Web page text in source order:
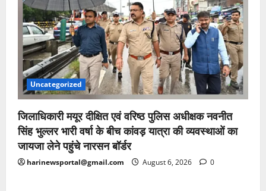
Uncategorized
जिलाधिकारी मयूर दीक्षित एवं वरिष्ठ पुलिस अधीक्षक नवनीत
सिंह भुल्लर भारी वर्षा के बीच कांवड़ यात्रा की व्यवस्थाओं का
जायजा लेने पहुंचे नारसन बॉर्डर
harinewsportal@gmail.com August 6, 2026 0